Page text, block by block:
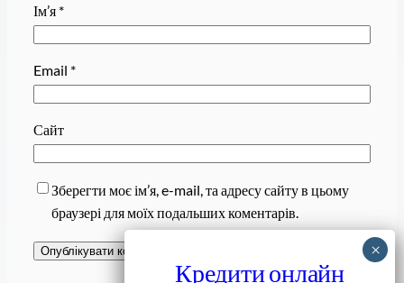
Ім’я *
Email *
Сайт
Зберегти моє ім’я, e-mail, та адресу сайту в цьому
браузері для моїх подальших коментарів.
Кредити онлайн